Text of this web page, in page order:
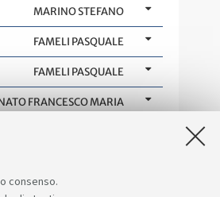
consenso.
MARINO STEFANO
FAMELI PASQUALE
FAMELI PASQUALE
FRANCESCO MARIA